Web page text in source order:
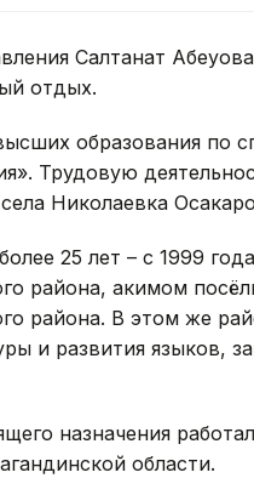
Салтанат
отдых.
образования по
Трудовую
Николаевка
25 лет – с 1999
района, акимом
района. В этом же
и развития языков,
назначения
области.